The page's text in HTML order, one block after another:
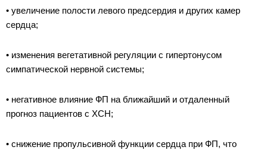
• увеличение полости левого предсердия и других камер
сердца;
• изменения вегетативной регуляции с гипертонусом
симпатической нервной системы;
• негативное влияние ФП на ближайший и отдаленный
прогноз пациентов с ХСН;
• снижение пропульсивной функции сердца при ФП, что